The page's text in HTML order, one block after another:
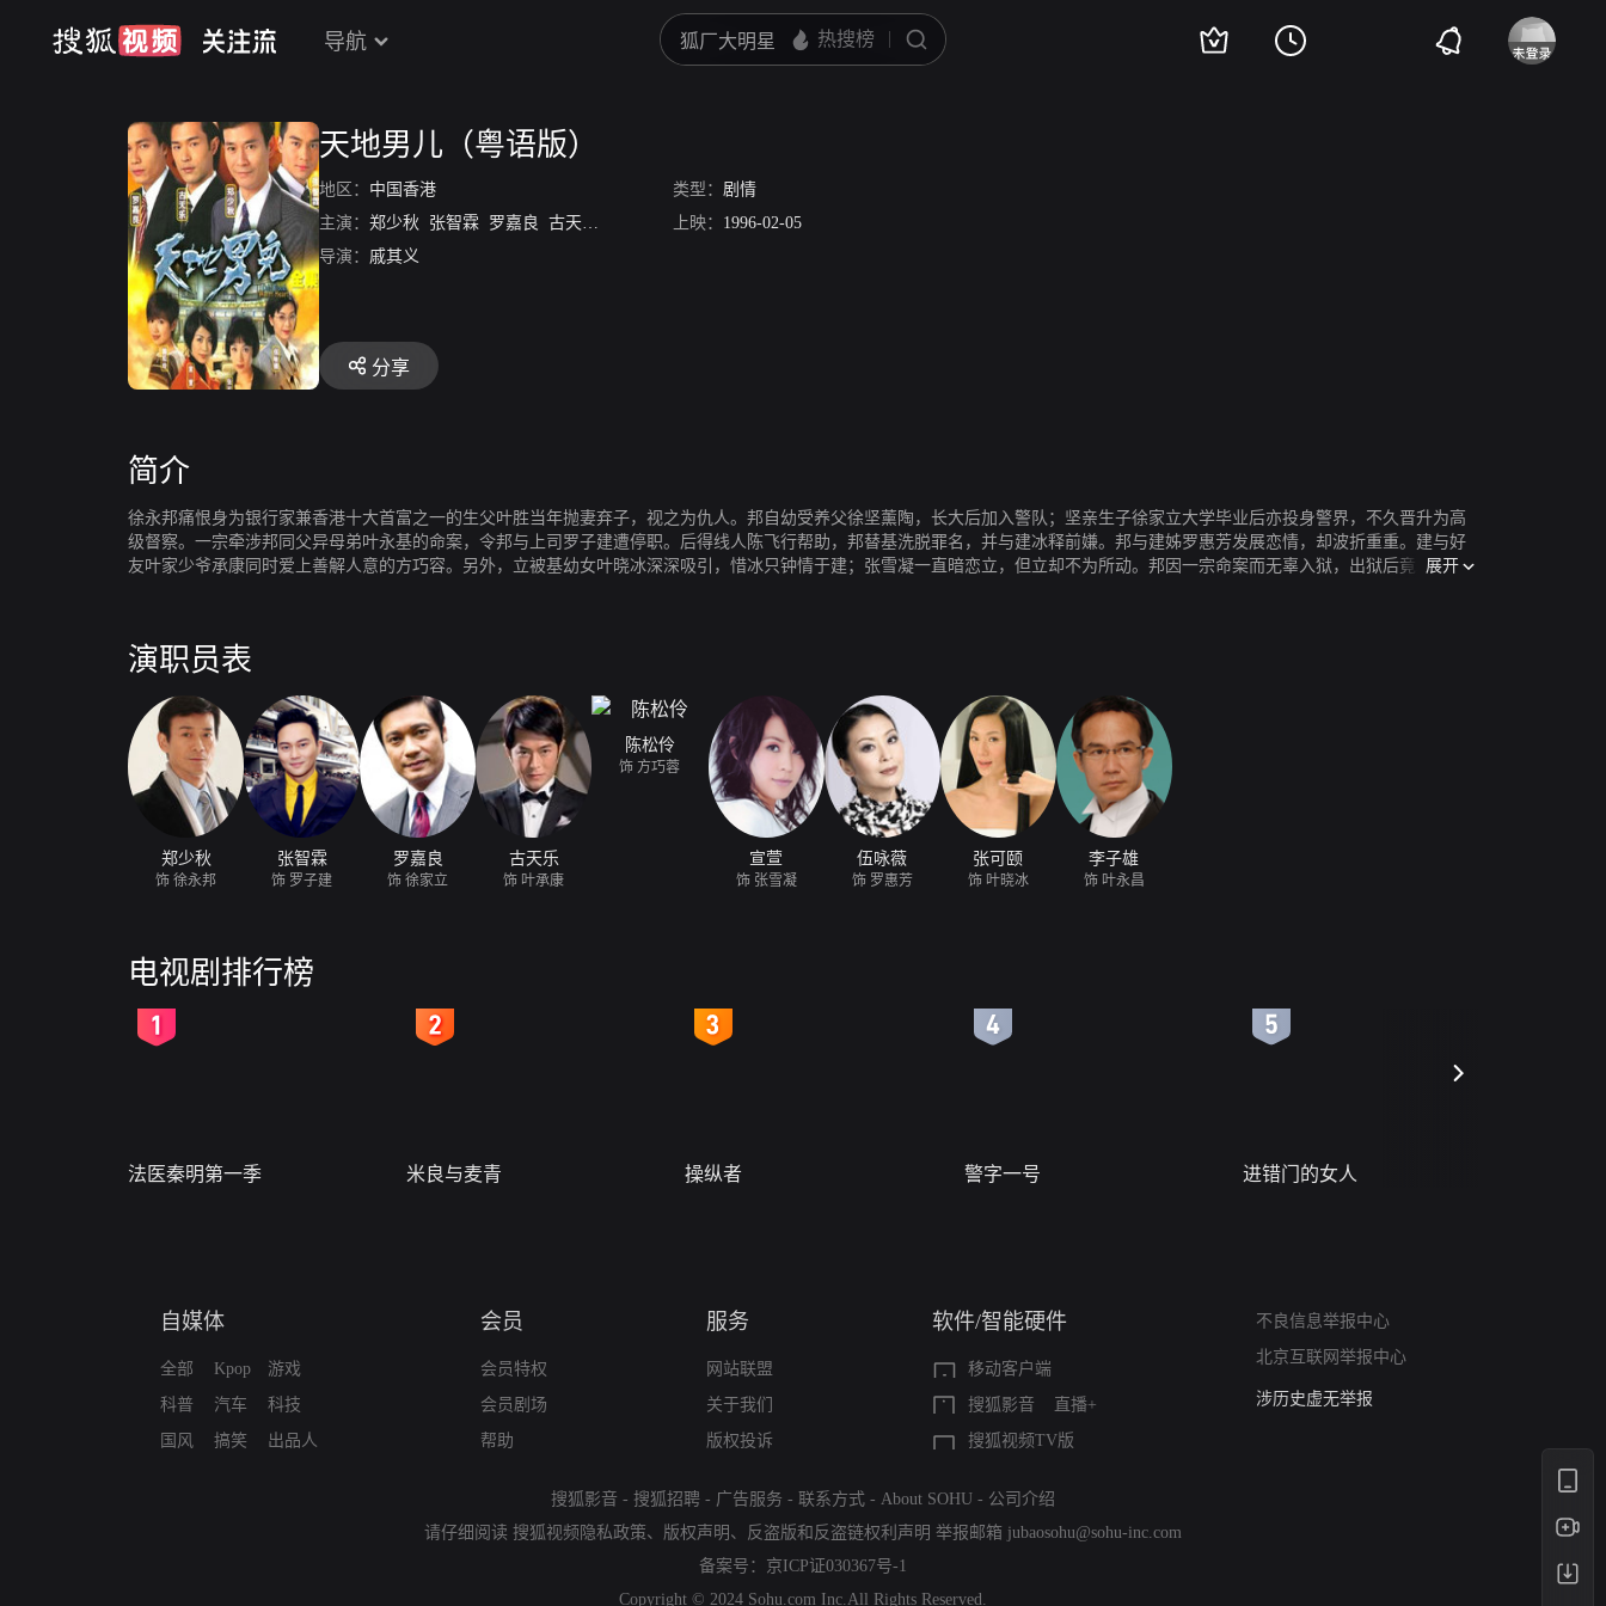
导航
天地男儿（粤语版）
地区： 中国香港 类型： 剧情
主演： 郑少秋 张智霖 罗嘉良 古天乐 宣萱 伍咏薇 张可颐
上映： 1996-02-05
导演： 戚其义
分享
简介
徐永邦痛恨身为银行家兼香港十大首富之一的生父叶胜当年抛妻弃子，视之为仇人。邦自幼受养父徐坚薰陶，长大后加入警队；坚亲生子徐家立大学毕业后亦投身警界，不久晋升为高
级督察。一宗牵涉邦同父异母弟叶永基的命案，令邦与上司罗子建遭停职。后得线人陈飞行帮助，邦替基洗脱罪名，并与建冰释前嫌。邦与建姊罗惠芳发展恋情，却波折重重。建与好
友叶家少爷承康同时爱上善解人意的方巧容。另外，立被基幼女叶晓冰深深吸引，惜冰只钟情于建；张雪凝一直暗恋立，但立却不为所动。邦因一宗命案而无辜入狱，出狱后竟发现立
展开
演职员表
郑少秋
饰 徐永邦
张智霖
饰 罗子建
罗嘉良
饰 徐家立
古天乐
饰 叶承康
陈松伶
饰 方巧蓉
宣萱
饰 张雪凝
伍咏薇
饰 罗惠芳
张可颐
饰 叶晓冰
李子雄
饰 叶永昌
电视剧排行榜
法医秦明第一季 米良与麦青 操纵者 警字一号 进错门的女人
自媒体
全部
科普
国风
Kpop
汽车
搞笑
游戏
科技
出品人
会员
会员特权
会员剧场
帮助
服务
网站联盟
关于我们
版权投诉
软件/智能硬件
移动客户端
搜狐影音
直播+
搜狐视频TV版
不良信息举报中心
北京互联网举报中心
亚运会举报专区
涉历史虚无举报
搜狐影音 - 搜狐招聘 - 广告服务 - 联系方式 - About SOHU - 公司介绍
请仔细阅读 搜狐视频隐私政策、 版权声明 、 反盗版和反盗链权利声明 举报邮箱 jubaosohu@sohu-inc.com
备案号： 京ICP证030367号-1
Copyright © 2024 Sohu.com Inc.All Rights Reserved.